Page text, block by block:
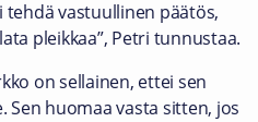
vastuullinen päätös,
pleikkaa”, Petri tunnustaa.
on sellainen, ettei sen
Sen huomaa vasta sitten, jos